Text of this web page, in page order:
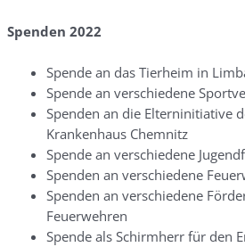
Spenden 2022
Spende an das Tierheim in
Spende an verschiedene
Spenden an die Elterninitiative
Krankenhaus Chemnitz
Spende an verschiedene
Spenden an verschiedene
Spenden an verschiedene
Feuerwehren
Spende als Schirmherr für den